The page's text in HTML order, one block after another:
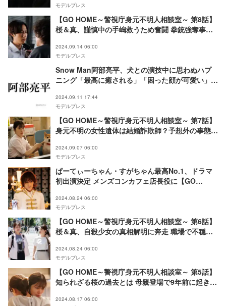
モデルプレス
【GO HOME～警視庁身元不明人相談室～ 第8話】
桜＆真、謹慎中の手嶋救うため奮闘 拳銃強奪事件
2024.09.14 06:00
モデルプレス
Snow Man阿部亮平、犬との演技中に思わぬハプ
ニング「最高に癒される」「困った顔が可愛い」の
2024.09.11 17:44
モデルプレス
【GO HOME～警視庁身元不明人相談室～ 第7話】
身元不明の女性遺体は結婚詐欺師？予想外の事態に
2024.09.07 06:00
モデルプレス
ぱーてぃーちゃん・すがちゃん最高No.1、ドラマ
初出演決定 メンズコンカフェ店長役に【GO
2024.08.24 06:00
モデルプレス
【GO HOME～警視庁身元不明人相談室～ 第6話】
桜＆真、自殺少女の真相解明に奔走 職場で不穏な
2024.08.24 06:00
モデルプレス
【GO HOME～警視庁身元不明人相談室～ 第5話】
知られざる桜の過去とは 母親登場で9年前に起きた
2024.08.17 06:00